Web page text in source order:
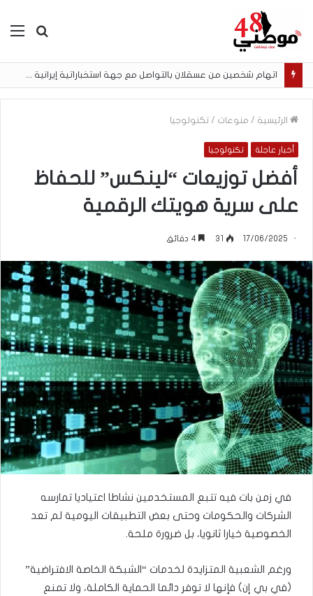
بحث
الرئيسية / منوعات / تكنولوجيا
أخبار عاجلة تكنولوجيا
أفضل توزيعات “لينكس” للحفاظ
على سرية هويتك الرقمية
17/06/2025
31
في زمن بات فيه تتبع المستخدمين نشاطا اعتياديا تمارسه
الشركات والحكومات وحتى بعض التطبيقات اليومية لم تعد
الخصوصية خيارا ثانويا، بل ضرورة ملحة.
ورغم الشعبية المتزايدة لخدمات “الشبكة الخاصة الافتراضية”
(في بي إن) فإنها لا توفر دائما الحماية الكاملة، ولا تمنع